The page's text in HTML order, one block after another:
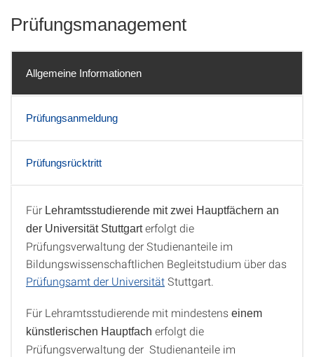
Prüfungsmanagement
Allgemeine Informationen
Prüfungsanmeldung
Prüfungsrücktritt
Allgemeine Informationen
Für Lehramtsstudierende mit zwei Hauptfächern an
der Universität Stuttgarterfolgt die
Prüfungsverwaltung der Studienanteile im
Bildungswissenschaftlichen Begleitstudium über das
Prüfungsamt der UniversitätStuttgart.
Für Lehramtsstudierende mit mindestens einem
künstlerischen Hauptfach erfolgt die
Prüfungsverwaltung der Studienanteile im